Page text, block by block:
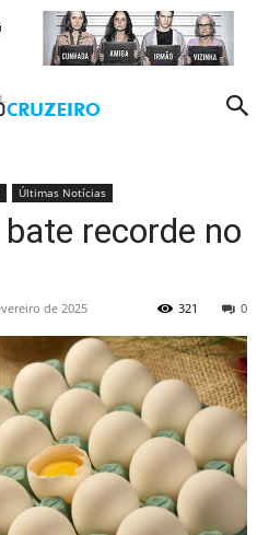
Últimas Notícias
recorde no
de 2025 0
321